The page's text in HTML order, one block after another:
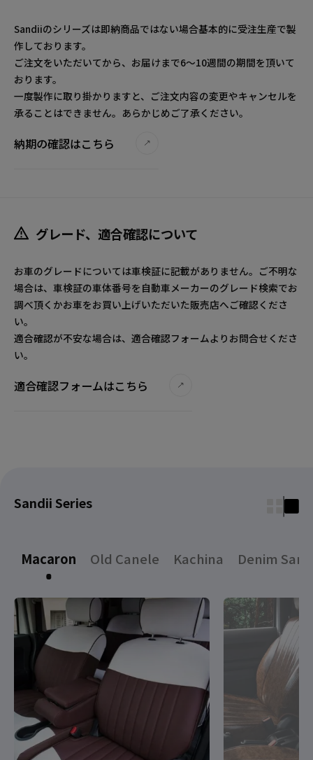
Sandiiのシリーズは即納商品ではない場合基本的に受注生産で製
作しております。
ご注文をいただいてから、お届けまで6～10週間の期間を頂いて
おります。
一度製作に取り掛かりますと、ご注文内容の変更やキャンセルを
承ることはできません。あらかじめご了承ください。
納期の確認はこちら
グレード、適合確認について
お車のグレードについては車検証に記載がありません。ご不明な
場合は、車検証の車体番号を自動車メーカーのグレード検索でお
調べ頂くかお車をお買い上げいただいた販売店へご確認くださ
い。
適合確認が不安な場合は、適合確認フォームよりお問合せくださ
い。
適合確認フォームはこちら
Sandii Series
Macaron Old Canele Kachina Denim Sand